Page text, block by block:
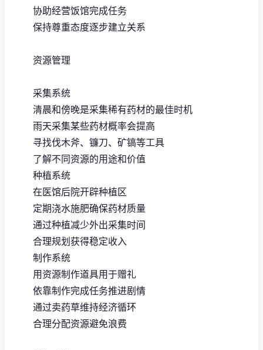
协助经营饭馆完成任务
保持尊重态度逐步建立关系
资源管理
采集系统
清晨和傍晚是采集稀有药材的最佳时机
雨天采集某些药材概率会提高
寻找伐木斧、镰刀、矿镐等工具
了解不同资源的用途和价值
种植系统
在医馆后院开辟种植区
定期浇水施肥确保药材质量
通过种植减少外出采集时间
合理规划获得稳定收入
制作系统
用资源制作道具用于赠礼
依靠制作完成任务推进剧情
通过卖药草维持经济循环
合理分配资源避免浪费